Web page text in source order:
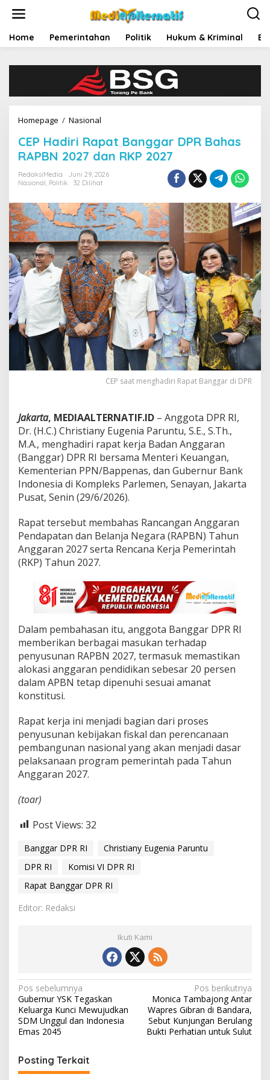
t
Home Pemerintahan Politik Hukum & Kriminal
Homepage / Nasional
P
H
a
d
i
i
R
a
p
a
t
B
a
n
g
g
a
r
D
R
a
s
R
A
P
B
N
2
0
7
d
a
n
P
2
0
7
CEP Hadiri Rapat Banggar DPR Bahas
RAPBN 2027 dan RKP 2027
RedaksiMedia
Juni 29, 2026
Nasional Politik 32 Dilihat
‎CEP saat menghadiri Rapat Banggar di DPR
Jakarta, MEDIAALTERNATIF.ID – Anggota DPR RI,
Dr. (H.C.) Christiany Eugenia Paruntu, S.E., S.Th.,
M.A., menghadiri rapat kerja Badan Anggaran
(Banggar) DPR RI bersama Menteri Keuangan,
Kementerian PPN/Bappenas, dan Gubernur Bank
Indonesia di Kompleks Parlemen, Senayan, Jakarta
Pusat, Senin (29/6/2026).
Rapat tersebut membahas Rancangan Anggaran
Pendapatan dan Belanja Negara (RAPBN) Tahun
Anggaran 2027 serta Rencana Kerja Pemerintah
(RKP) Tahun 2027.
Dalam pembahasan itu, anggota Banggar DPR RI
memberikan berbagai masukan terhadap
penyusunan RAPBN 2027, termasuk memastikan
alokasi anggaran pendidikan sebesar 20 persen
dalam APBN tetap dipenuhi sesuai amanat
konstitusi.
Rapat kerja ini menjadi bagian dari proses
penyusunan kebijakan fiskal dan perencanaan
pembangunan nasional yang akan menjadi dasar
pelaksanaan program pemerintah pada Tahun
Anggaran 2027.
(toar)
Post Views: 32
Banggar DPR RI
Christiany Eugenia Paruntu
DPR RI
Komisi VI DPR RI
Rapat Banggar DPR RI
Editor: Redaksi
Ikuti Kami
N
a
v
g
a
Pos sebelumnya
Gubernur YSK Tegaskan
Keluarga Kunci Mewujudkan
SDM Unggul dan Indonesia
Emas 2045
Pos berikutnya
Monica Tambajong Antar
Wapres Gibran di Bandara,
Sebut Kunjungan Berulang
Bukti Perhatian untuk Sulut
Posting Terkait